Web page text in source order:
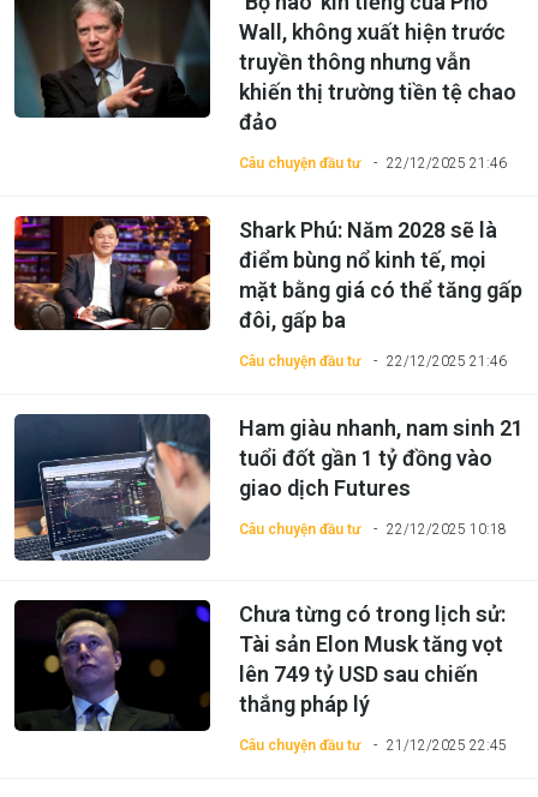
Câu chuyện đầu tư 22/12/2025 21:46
Wall, không xuất hiện trước
truyền thông nhưng vẫn
khiến thị trường tiền tệ chao
đảo
Câu chuyện đầu tư 22/12/2025 21:46
Shark Phú: Năm 2028 sẽ là
điểm bùng nổ kinh tế, mọi
mặt bằng giá có thể tăng gấp
đôi, gấp ba
Câu chuyện đầu tư 22/12/2025 10:18
Ham giàu nhanh, nam sinh 21
tuổi đốt gần 1 tỷ đồng vào
giao dịch Futures
Câu chuyện đầu tư 21/12/2025 22:45
Chưa từng có trong lịch sử:
Tài sản Elon Musk tăng vọt
lên 749 tỷ USD sau chiến
thắng pháp lý